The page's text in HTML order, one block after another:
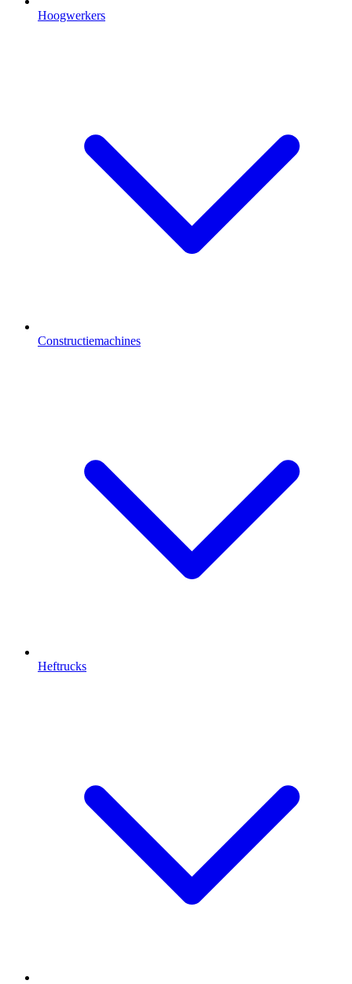
Hoogwerkers
Constructiemachines
Heftrucks